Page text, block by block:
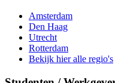
Amsterdam
Den Haag
Utrecht
Rotterdam
Bekijk hier alle regio's